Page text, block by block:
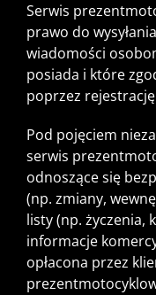
Serwis
prawo do
wiadomości
posiada i które
poprzez
Pod pojęciem
serwis
odnoszące się
(np. zmiany,
listy (np. życzenia,
informacje
opłacona przez